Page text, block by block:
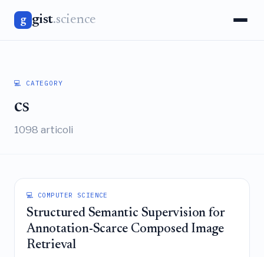
g gist.science
💻 CATEGORY
cs
1098 articoli
💻 COMPUTER SCIENCE
Structured Semantic Supervision for
Annotation-Scarce Composed Image
Retrieval